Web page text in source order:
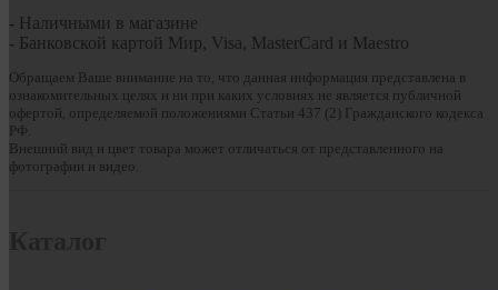
- Наличными в магазине
- Банковской картой Мир, Visa, MasterCard и Maestro
Обращаем Ваше внимание на то, что данная информация представлена в
ознакомительных целях и ни при каких условиях не является публичной
офертой, определяемой положениями Статьи 437 (2) Гражданского кодекса
РФ.
Внешний вид и цвет товара может отличаться от представленного на
фотографии и видео.